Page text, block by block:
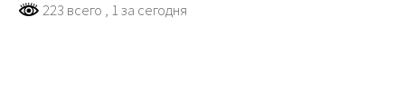
223 всего , 1 за сегодня